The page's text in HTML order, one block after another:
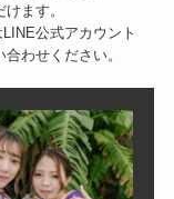
ます。
公式アカウント
わせください。